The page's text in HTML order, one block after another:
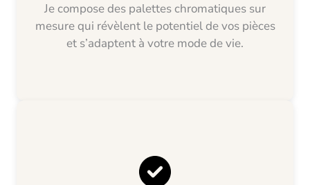
Je compose des palettes chromatiques sur
mesure qui révèlent le potentiel de vos pièces
et s’adaptent à votre mode de vie.